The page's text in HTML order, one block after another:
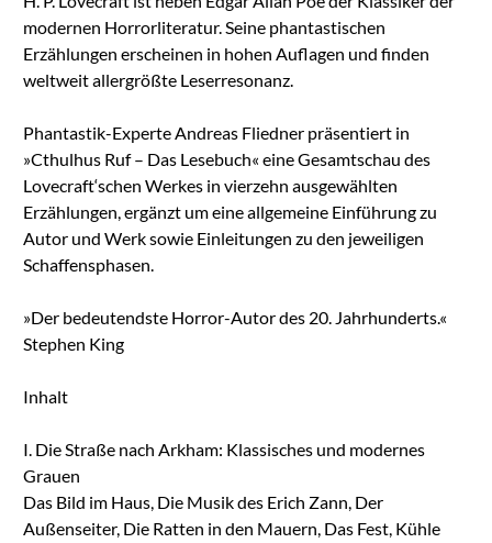
modernen Horrorliteratur. Seine phantastischen
Erzählungen erscheinen in hohen Auflagen und finden
weltweit allergrößte Leserresonanz.
Phantastik-Experte Andreas Fliedner präsentiert in
»Cthulhus Ruf – Das Lesebuch« eine Gesamtschau des
Lovecraft‘schen Werkes in vierzehn ausgewählten
Erzählungen, ergänzt um eine allgemeine Einführung zu
Autor und Werk sowie Einleitungen zu den jeweiligen
Schaffensphasen.
»Der bedeutendste Horror-Autor des 20. Jahrhunderts.«
Stephen King
Inhalt
I. Die Straße nach Arkham: Klassisches und modernes
Grauen
Das Bild im Haus, Die Musik des Erich Zann, Der
Außenseiter, Die Ratten in den Mauern, Das Fest, Kühle